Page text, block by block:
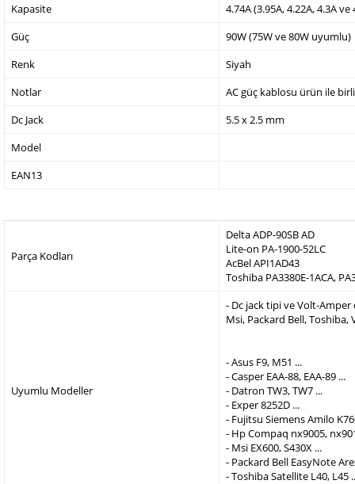
Kapasite
4.74A (3.95A, 4.22A, 4.3A
Güç
90W (75W ve 80W uyumlu)
Renk
Siyah
Notlar
AC güç kablosu ürün ile
Dc Jack
5.5 x 2.5 mm
Model
EAN13
Parça Kodları
Delta ADP-90SB AD
Lite-on PA-1900-52LC
AcBel API1AD43
Toshiba PA3380E-1ACA,
Uyumlu Modeller
- Dc jack tipi ve Volt-
Msi, Packard Bell,
- Asus F9, M51 ...
- Casper EAA-88, EAA-89 ...
- Datron TW3, TW7 ...
- Exper 8252D ...
- Fujitsu Siemens Amilo
- Hp Compaq nx9005,
- Msi EX600, S430X ...
- Packard Bell EasyNote
- Toshiba Satellite L40, L45